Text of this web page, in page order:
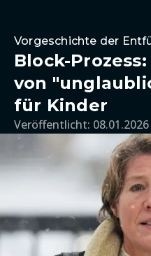
Vorgeschichte der
Block-
von
für Kinder
Veröffentlicht: